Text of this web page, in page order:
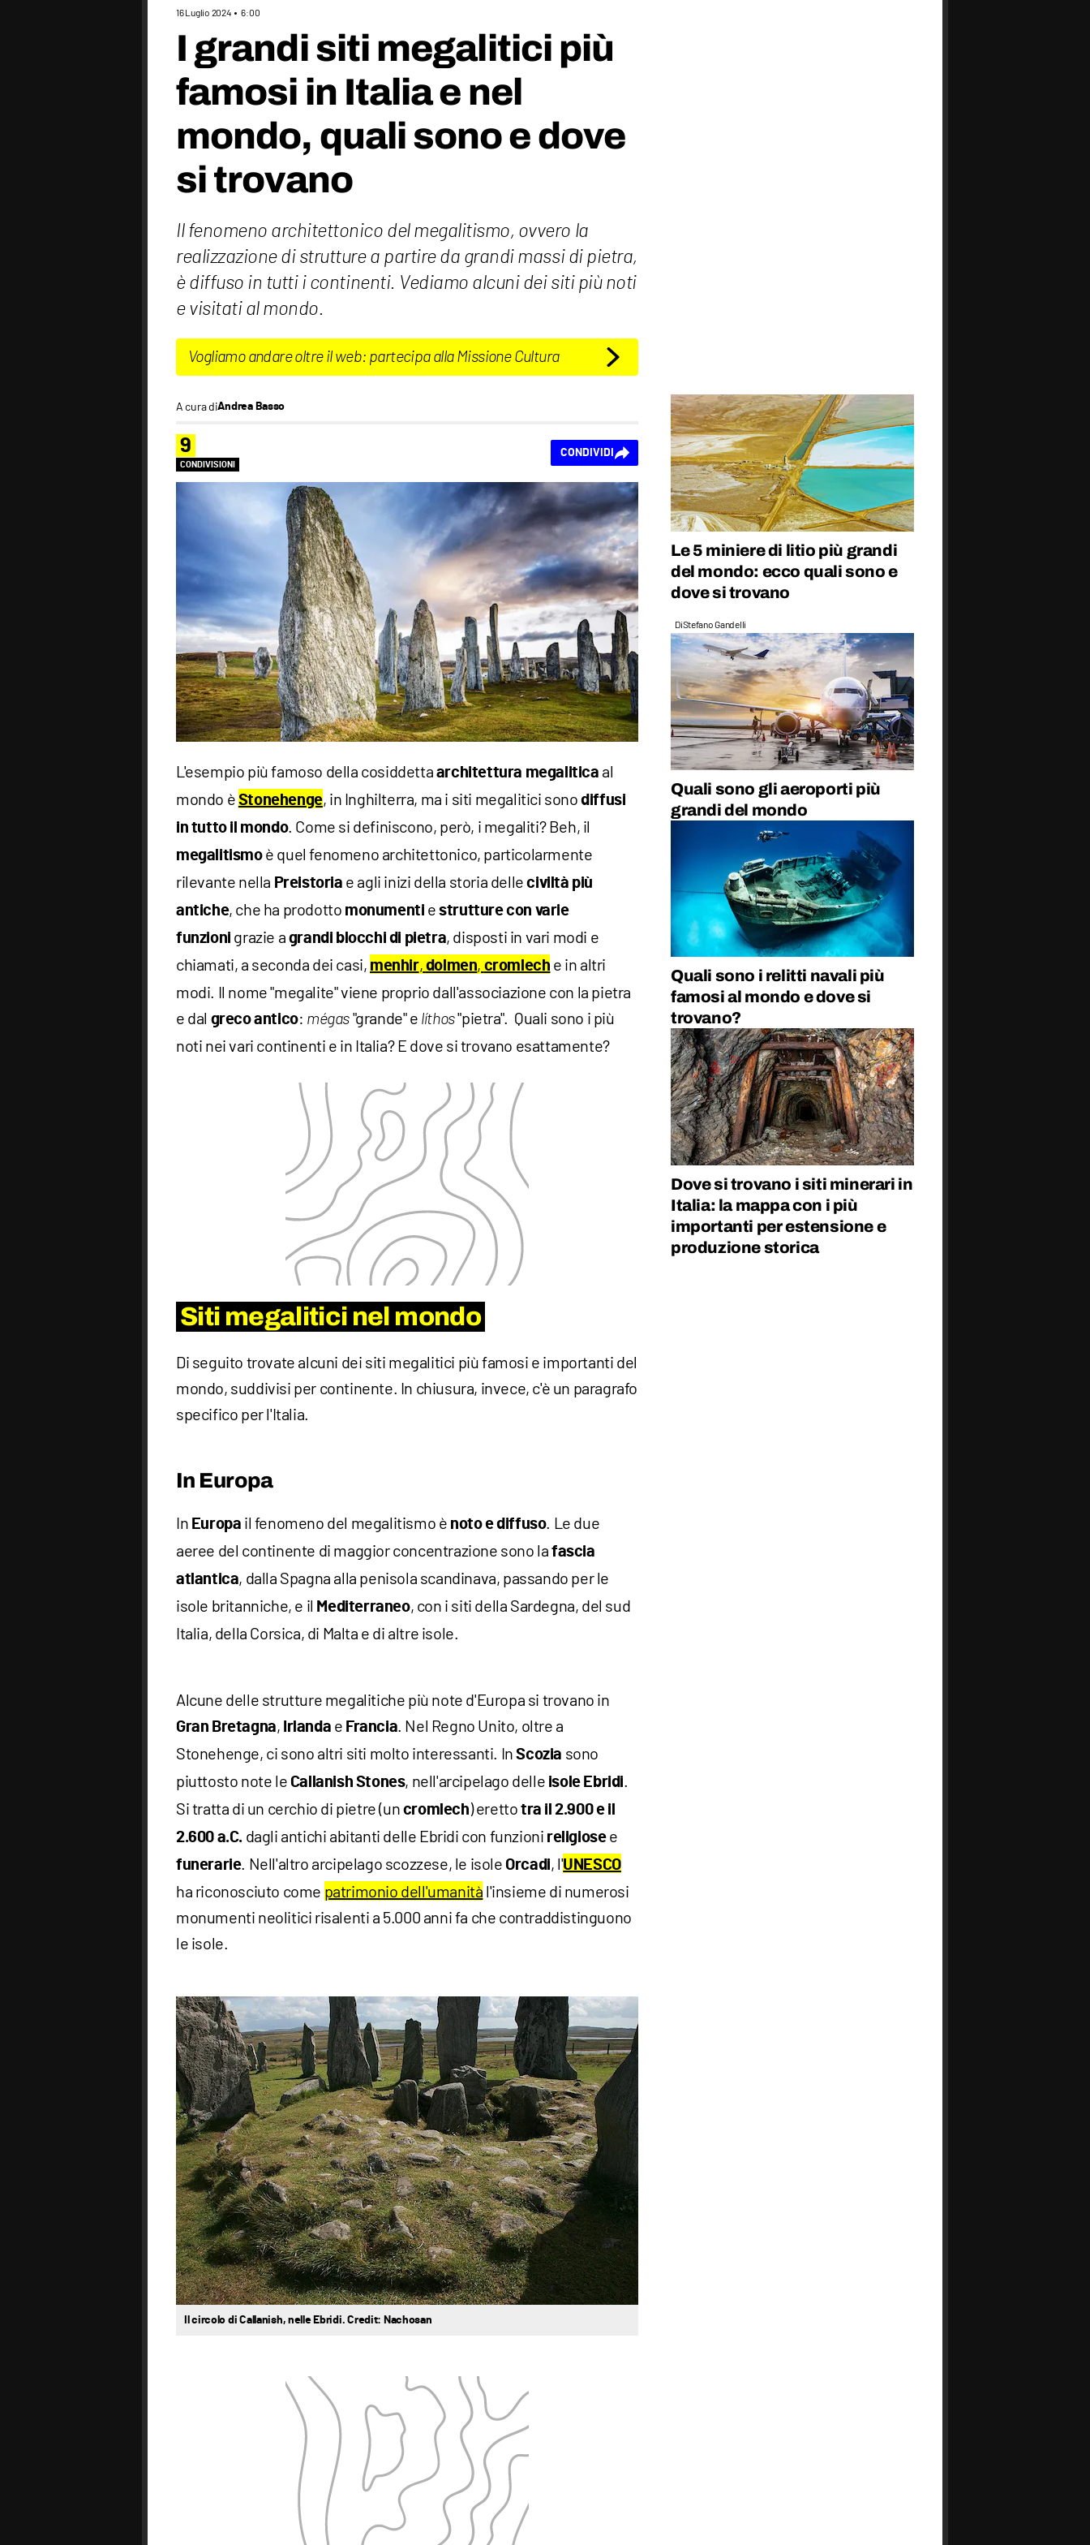
16 Luglio 2024 6:00
I grandi siti megalitici più
famosi in Italia e nel
mondo, quali sono e dove
si trovano
Il fenomeno architettonico del megalitismo, ovvero la
realizzazione di strutture a partire da grandi massi di pietra,
è diffuso in tutti i continenti. Vediamo alcuni dei siti più noti
e visitati al mondo.
Vogliamo andare oltre il web: partecipa alla Missione Cultura
A cura diAndrea Basso
9
CONDIVISIONI
CONDIVIDI
L'esempio più famoso della cosiddetta architettura megalitica al
mondo è Stonehenge, in Inghilterra, ma i siti megalitici sonodiffusi
in tutto il mondo. Come si definiscono, però, i megaliti? Beh, il
megalitismoè quel fenomeno architettonico, particolarmente
rilevante nella Preistoria e agli inizi della storia delle civiltà più
antiche, che ha prodotto monumenti estrutture con varie
funzioni grazie a grandi blocchi di pietra, disposti in vari modi e
chiamati, a seconda dei casi, menhir, dolmen, cromlech e in altri
modi. Il nome "megalite" viene proprio dall'associazione con la pietra
e dal greco antico: mégas "grande" e líthos"pietra". Quali sono i più
noti nei vari continenti e in Italia? E dove si trovano esattamente?
Siti megalitici nel mondo
Di seguito trovate alcuni dei siti megalitici più famosi e importanti del
mondo, suddivisi per continente. In chiusura, invece, c'è un paragrafo
specifico per l'Italia.
In Europa
In Europa il fenomeno del megalitismo è noto e diffuso. Le due
aeree del continente di maggior concentrazione sono lafascia
atlantica, dalla Spagna alla penisola scandinava, passando per le
isole britanniche, e il Mediterraneo, con i siti della Sardegna, del sud
Italia, della Corsica, di Malta e di altre isole.
Alcune delle strutture megalitiche più note d'Europa si trovano in
Gran Bretagna, Irlanda e Francia. Nel Regno Unito, oltre a
Stonehenge, ci sono altri siti molto interessanti. InScozia sono
piuttosto note le Callanish Stones, nell'arcipelago delle isole Ebridi.
Si tratta di un cerchio di pietre (un cromlech) eretto tra il 2.900 e il
2.600 a.C. dagli antichi abitanti delle Ebridi con funzioni religiosee
funerarie. Nell'altro arcipelago scozzese, le isole Orcadi, l'UNESCO
ha riconosciuto come patrimonio dell'umanità l'insieme di numerosi
monumenti neolitici risalenti a 5.000 anni fa che contraddistinguono
le isole.
Il circolo di Callanish, nelle Ebridi. Credit: Nachosan
Le 5 miniere di litio più grandi
del mondo: ecco quali sono e
dove si trovano
DiStefano Gandelli
Quali sono gli aeroporti più
grandi del mondo
Quali sono i relitti navali più
famosi al mondo e dove si
trovano?
Dove si trovano i siti minerari in
Italia: la mappa con i più
importanti per estensione e
produzione storica